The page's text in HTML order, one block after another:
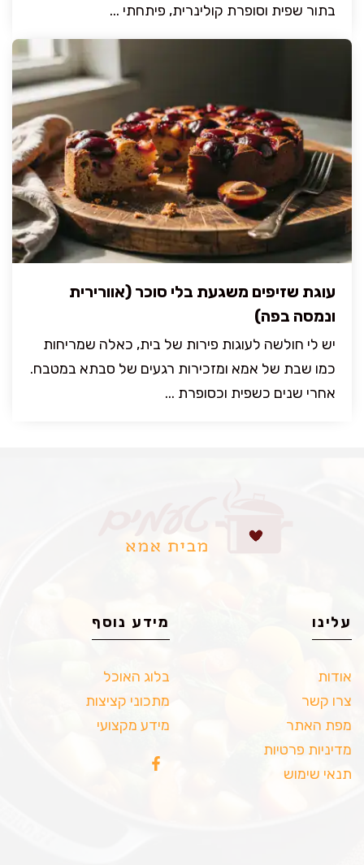
בתור שפית וסופרת קולינרית, פיתחתי ...
עוגת שזיפים משגעת בלי סוכר (אוורירית
ונמסה בפה)
יש לי חולשה לעוגות פירות של בית, כאלה שמריחות
כמו שבת של אמא ומזכירות רגעים של סבתא במטבח.
אחרי שנים כשפית וכסופרת ...
עלינו
אודות
צרו קשר
מפת האתר
מדיניות פרטיות
תנאי שימוש
מידע נוסף
בלוג האוכל
מתכוני קציצות
מידע מקצועי